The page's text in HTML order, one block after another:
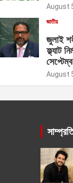
August
জাতীয়
জুলাই
ফ্ল্যাট
August